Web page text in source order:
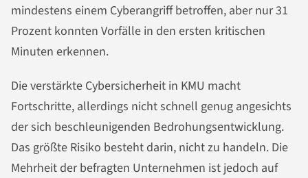
mindestens einem Cyberangriff betroffen, aber nur 31
Prozent konnten Vorfälle in den ersten kritischen
Minuten erkennen.
Die verstärkte Cybersicherheit in KMU macht
Fortschritte, allerdings nicht schnell genug angesichts
der sich beschleunigenden Bedrohungsentwicklung.
Das größte Risiko besteht darin, nicht zu handeln. Die
Mehrheit der befragten Unternehmen ist jedoch auf